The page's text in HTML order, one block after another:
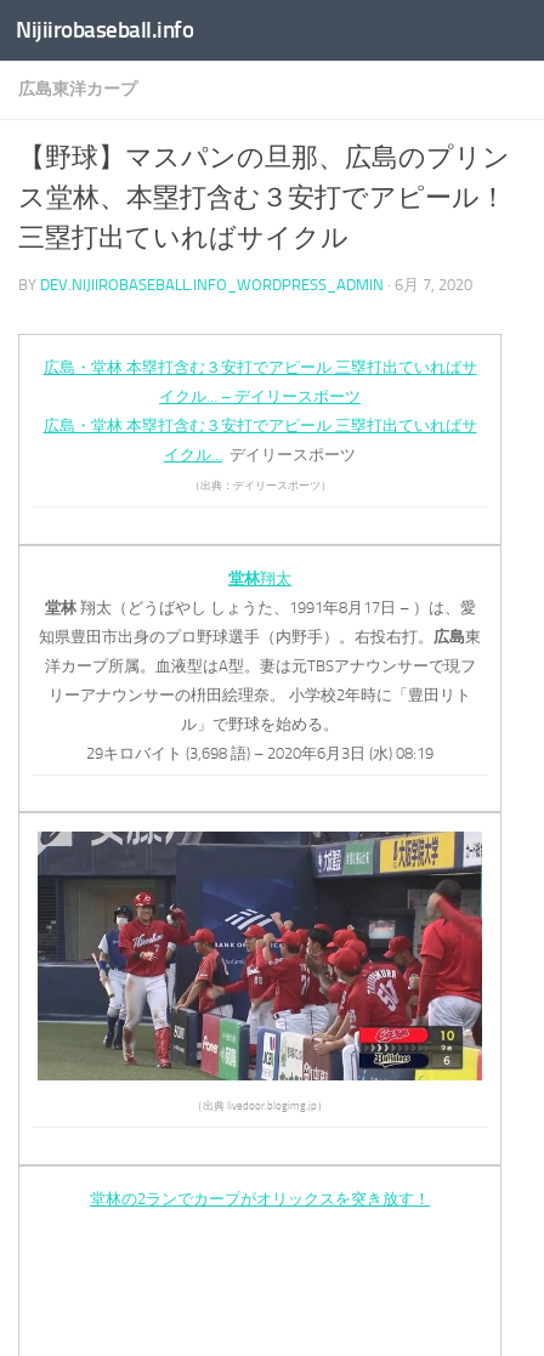
コンテンツへスキップ
Nijiirobaseball.info
広島東洋カープ
【野球】マスパンの旦那、広島のプリン
ス堂林、本塁打含む３安打でアピール！
三塁打出ていればサイクル
BY DEV.NIJIIROBASEBALL.INFO_WORDPRESS_ADMIN · 6月 7, 2020
広島・堂林 本塁打含む３安打でアピール 三塁打出ていればサ
イクル… – デイリースポーツ
広島・堂林 本塁打含む３安打でアピール 三塁打出ていればサ
イクル… デイリースポーツ
（出典：デイリースポーツ）
堂林翔太
堂林翔太（どうばやし しょうた、1991年8月17日 – ）は、愛
知県豊田市出身のプロ野球選手（内野手）。右投右打。 広島東
洋カープ所属。血液型はA型。妻は元TBSアナウンサーで現フ
リーアナウンサーの枡田絵理奈。 小学校2年時に「豊田リト
ル」で野球を始める。
29キロバイト (3,698 語) – 2020年6月3日 (水) 08:19
（出典 livedoor.blogimg.jp）
堂林の2ランでカープがオリックスを突き放す！